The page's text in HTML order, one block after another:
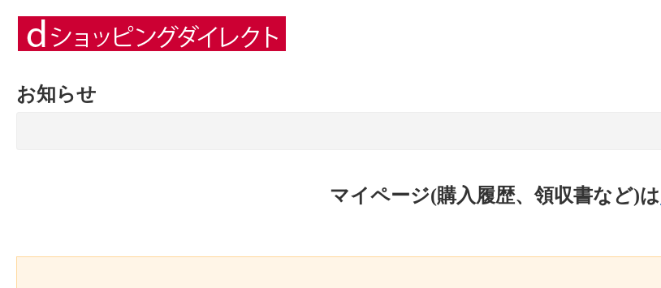
お知らせ
マイページ(購入履歴、領収書など)は